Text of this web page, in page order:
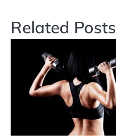
Related Posts